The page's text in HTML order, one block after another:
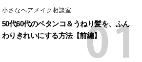
小さなヘアメイク相談室
50代60代のペタンコ＆うねり髪を、ふん
わりきれいにする方法【前編】